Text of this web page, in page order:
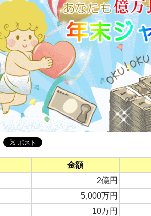
金額
2億円
5,000万円
10万円